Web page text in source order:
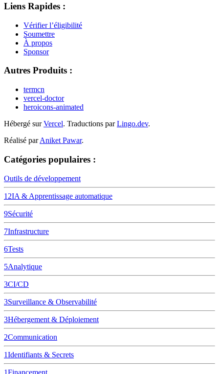
Liens Rapides :
Vérifier l’éligibilité
Soumettre
À propos
Sponsor
Autres Produits :
termcn
vercel-doctor
heroicons-animated
Hébergé sur Vercel. Traductions par Lingo.dev.
Réalisé par Aniket Pawar.
Catégories populaires :
Outils de développement
12IA & Apprentissage automatique
9Sécurité
7Infrastructure
6Tests
5Analytique
3CI/CD
3Surveillance & Observabilité
3Hébergement & Déploiement
2Communication
1Identifiants & Secrets
1Financement